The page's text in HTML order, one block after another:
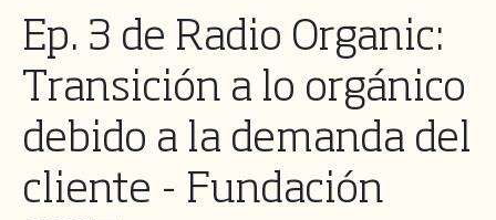
Ep. 3 de Radio Organic:
Transición a lo orgánico
debido a la demanda del
cliente - Fundación